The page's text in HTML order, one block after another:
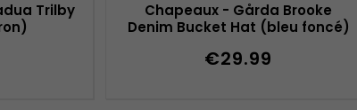
Trilby
Chapeaux - Gårda Brooke
Denim Bucket Hat (bleu foncé)
€29.99